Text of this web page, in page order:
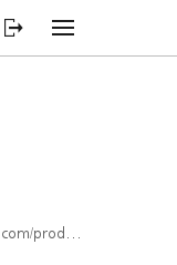
CH1577818177